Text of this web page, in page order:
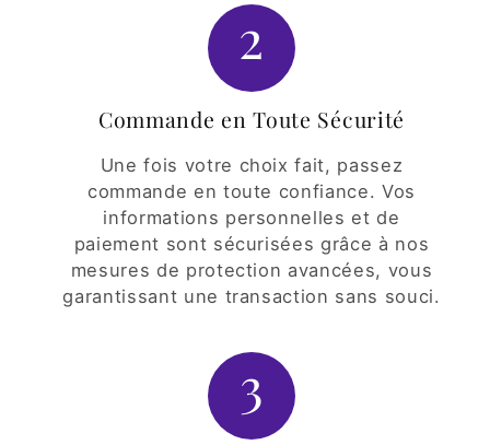
2
Commande en Toute Sécurité
Une fois votre choix fait, passez
commande en toute confiance. Vos
informations personnelles et de
paiement sont sécurisées grâce à nos
mesures de protection avancées, vous
garantissant une transaction sans souci.
3